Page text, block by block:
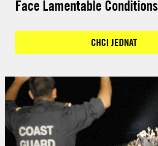
Face Lamentable Conditions
CHCI JEDNAT